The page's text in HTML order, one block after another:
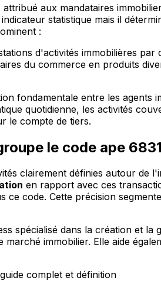
aux mandataires
statistique mais il
:
d'activités immobilières par
du commerce en produits
fondamentale entre les
quotidienne, les activités
le compte de tiers.
le code ape
clairement définies autour de
en rapport avec ces
code. Cette précision
spécialisé dans la création et
immobilier. Elle aide